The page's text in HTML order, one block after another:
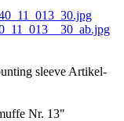
sleeve Artikel-
Nr. 13"